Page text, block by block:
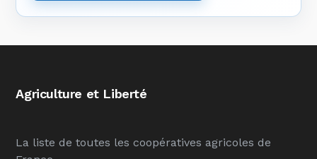
Agriculture et Liberté
La liste de toutes les coopératives agricoles de